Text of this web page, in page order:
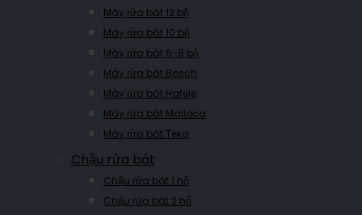
Máy rửa bát 12 bộ
Máy rửa bát 10 bộ
Máy rửa bát 6-8 bộ
Máy rửa bát Bosch
Máy rửa bát Hafele
Máy rửa bát Malloca
Máy rửa bát Teka
Chậu rửa bát
Chậu rửa bát 1 hố
Chậu rửa bát 2 hố